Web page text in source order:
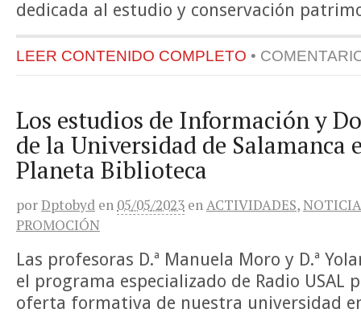
dedicada al estudio y conservación
LEER CONTENIDO COMPLETO •
Los estudios de Información y
de la Universidad de Salamanca
Planeta Biblioteca
porDptobyd en 05/05/2023 enACTIVIDADES,
PROMOCIÓN
Las profesoras D.ª Manuela Moro y D.ª
el programa especializado de Radio USAL
oferta formativa de nuestra universidad